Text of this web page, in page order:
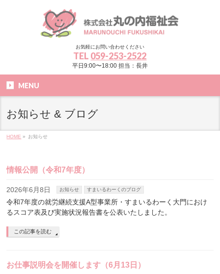
お気軽にお問い合わせください
TEL 059-253-2522
平日9:00〜18:00 担当：長井
MENU
お知らせ & ブログ
HOME » お知らせ
情報公開（令和7年度）
2026年6月8日 お知らせ すまいるわーくのブログ
令和7年度の就労継続支援A型事業所・すまいるわーく大門におけ
るスコア表及び実施状況報告書を公表いたしました。
この記事を読む
お仕事説明会を開催します（6月13日）